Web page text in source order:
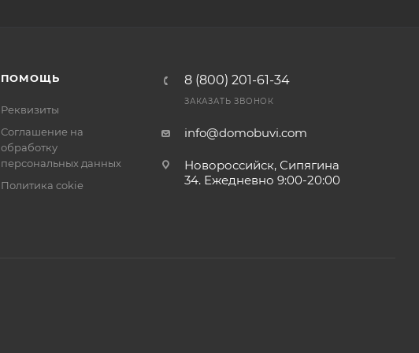
ПОМОЩЬ
Реквизиты
Соглашение на
обработку
персональных данных
Политика cokie
8 (800) 201-61-34
ЗАКАЗАТЬ ЗВОНОК
info@domobuvi.com
Новороссийск, Сипягина
34. Ежедневно 9:00-20:00